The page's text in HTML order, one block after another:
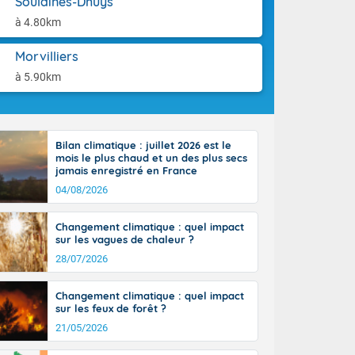
à 4.80km
Morvilliers
à 5.90km
jusque
la Corse
le
des
En
en
nuit
orages,
jour, le
au sud,
hausse, en
et même
Bilan climatique : juillet 2026 est le
mois le plus chaud et un des plus secs
jamais enregistré en France
04/08/2026
Changement climatique : quel impact
sur les vagues de chaleur ?
28/07/2026
Changement climatique : quel impact
sur les feux de forêt ?
21/05/2026